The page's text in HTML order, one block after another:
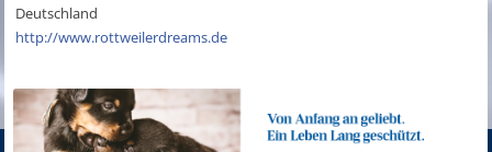
Deutschland
http://www.rottweilerdreams.de